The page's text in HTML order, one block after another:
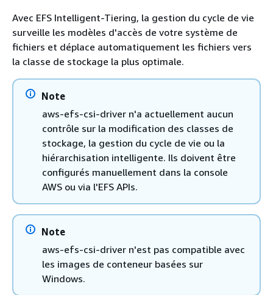
Avec EFS Intelligent-Tiering, la gestion du cycle de vie
surveille les modèles d'accès de votre système de
fichiers et déplace automatiquement les fichiers vers
la classe de stockage la plus optimale.
Note
aws-efs-csi-driver n'a actuellement aucun
contrôle sur la modification des classes de
stockage, la gestion du cycle de vie ou la
hiérarchisation intelligente. Ils doivent être
configurés manuellement dans la console
AWS ou via l'EFS APIs.
Note
aws-efs-csi-driver n'est pas compatible avec
les images de conteneur basées sur
Windows.